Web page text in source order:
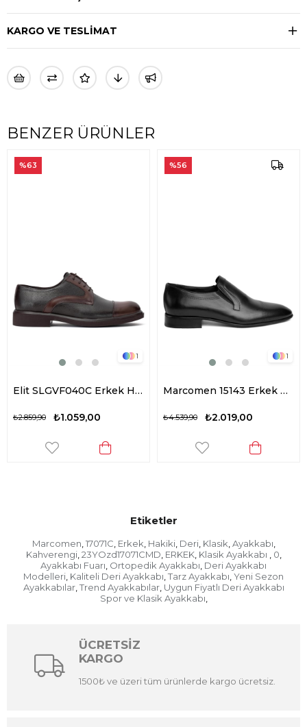
KARGO VE TESLİMAT
BENZER ÜRÜNLER
1
Elit SLGVF040C Erkek Hakiki Deri Klasik Ayakkabı Kahverengi
₺1.059,00
₺2.859,90
%63
1
Marcomen 15143 Erkek Hakiki Deri Klasik Ayakkabı Siyah
₺2.019,00
₺4.539,90
%56
Etiketler
Marcomen, 17071C, Erkek, Hakiki, Deri, Klasik, Ayakkabı,
Kahverengi, 23YOzd17071CMD, ERKEK, Klasik Ayakkabı , 0,
Ayakkabı Fuarı, Ortopedik Ayakkabı, Deri Ayakkabı
Modelleri, Kaliteli Deri Ayakkabı, Tarz Ayakkabı, Yeni Sezon
Ayakkabılar, Trend Ayakkabılar, Uygun Fiyatlı Deri Ayakkabı
Spor ve Klasik Ayakkabı,
ÜCRETSİZ
KARGO
1500₺ ve üzeri tüm ürünlerde kargo ücretsiz.